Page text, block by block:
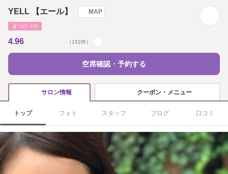
YELL 【エール】 MAP
まつげ･ﾒｲｸ
4.96 （152件）
空席確認・予約する
サロン情報 クーポン・メニュー
トップ フォト スタッフ ブログ 口コミ